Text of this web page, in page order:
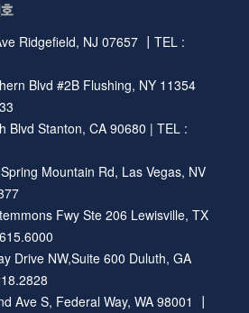
Ridgefield, NJ 07657 ┃TEL :
Blvd #2B Flushing, NY 11354
Blvd Stanton, CA 90680 | TEL :
Mountain Rd, Las Vegas, NV
Fwy Ste 206 Lewisville, TX
Drive NW,Suite 600 Duluth, GA
Ave S, Federal Way, WA 98001 ┃